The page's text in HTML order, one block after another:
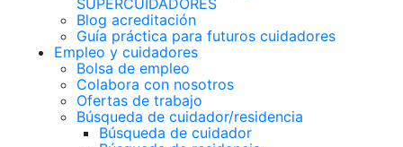
Blog acreditación
Guía práctica para futuros cuidadores
Empleo y cuidadores
Bolsa de empleo
Colabora con nosotros
Ofertas de trabajo
Búsqueda de cuidador/residencia
Búsqueda de cuidador